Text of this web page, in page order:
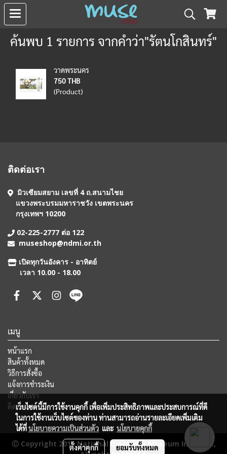
ค้นพบ 1 รายการ จากคำว่า"รัตนโกสินทร์"
วาดพระนคร
750 THB
(Product)
ติดต่อเรา
มิวเซียมสยาม เลขที่ 4 ถ.สนามไชย
แขวงพระบรมมหาราชวัง เขตพระนคร
กรุงเทพฯ 10200
02-225-2777 ต่อ 122
museshop@ndmi.or.th
เปิดทุกวันอังคาร - อาทิตย์
เวลา 10.00 - 18.00
เมนู
หน้าแรก
สินค้าทั้งหมด
วิธีการสั่งซื้อ
แจ้งการชำระเงิน
เกี่ยวกับเรา
ติดต่อเรา
Ⓒ Copyright 2015 National Discovery Museum Institute,
เว็บไซต์นี้มีการใช้งานคุกกี้ เพื่อเพิ่มประสิทธิภาพและประสบการณ์ที่ดี
ในการใช้งานเว็บไซต์ของท่าน ท่านสามารถอ่านรายละเอียดเพิ่มเติม
ได้ที่นโยบายความเป็นส่วนตัว และ นโยบายคุกกี้
ตั้งค่าคุกกี้ ยอมรับทั้งหมด